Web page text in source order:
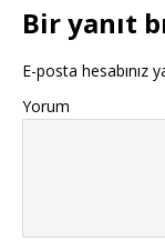
Bir yanıt
E-posta hesabınız
Yorum